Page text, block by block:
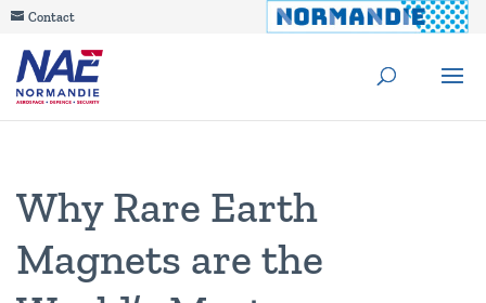
Contact
Why Rare Earth
Magnets are the